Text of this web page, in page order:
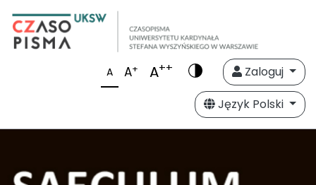
A A+ A++
Zaloguj
Język Polski